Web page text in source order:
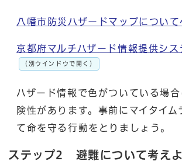
八幡市防災ハザードマップについて
京都府マルチハザード情報提供シス
（別ウインドウで開く）
ハザード情報で色がついている場
険性があります。事前にマイタイム
て命を守る行動をとりましょう。
ステップ2 避難について考え